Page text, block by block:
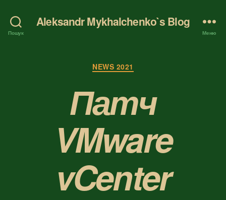
Пошук
Aleksandr Mykhalchenko`s Blog
Меню
Категорії
NEWS 2021
Патч
VMware
vCenter